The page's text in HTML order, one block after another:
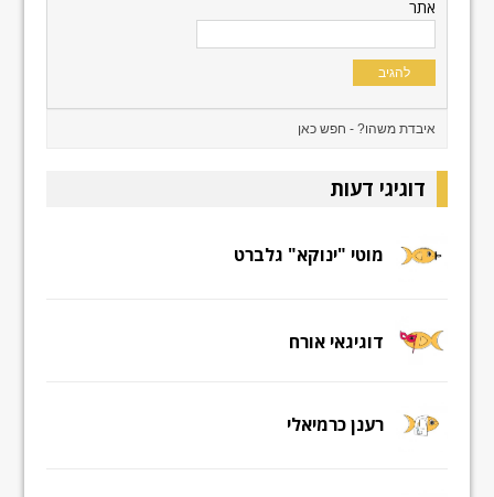
אתר
דוגיגי דעות
מוטי "ינוקא" גלברט
דוגיגאי אורח
רענן כרמיאלי